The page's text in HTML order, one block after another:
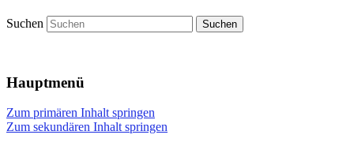
Suchen
Hauptmenü
Zum primären Inhalt springen
Zum sekundären Inhalt springen